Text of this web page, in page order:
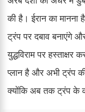
की है। ईरान का
ट्रंप पर दबाव बनाएंगे
युद्धविराम पर
प्लान है और अभी ट्रंप
क्योंकि अब तक ट्रंप के